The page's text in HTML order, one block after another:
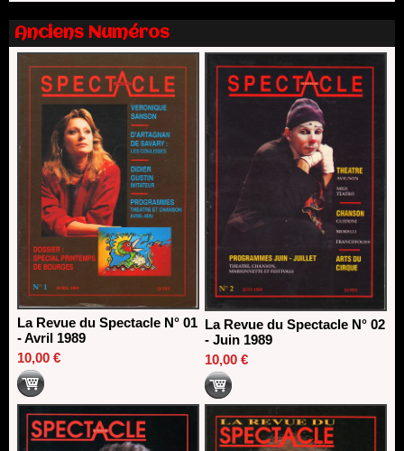
13/06/2026
Nomination de Nathalie Garraud et Olivier Saccomano à la
direction du Théâtre de Gennevilliers - CDN
Dispositif SACD Auteurs d'espaces : les lauréats 2026
18/03/2026
Anciens Numéros
La Revue du Spectacle N° 01
- Avril 1989
10,00 €
La Revue du Spectacle N° 02
- Juin 1989
10,00 €